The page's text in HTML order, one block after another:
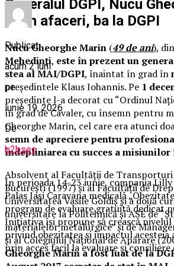
Generalul DGPI, Nucu
Ba în afaceri, ba la DGPI
Nucu Gheorghe Marin (49 de ani), din
Mehedinţi, este în prezent un
stea al MAI/DGPI, înaintat în grad în
preşedintele Klaus Iohannis. Pe 1
preşedinte l-a decorat cu “Ordinul
în grad de Cavaler, cu însemn pentru
Gheorghe Marin, cel care era atunci
semn de apreciere pentru
îndepliniarea cu succes a
Absolvent al Facultăţii de
Bucureşti (1997) şi al Facultăţii de
Universitatea Vasile Goldiş şi a două
universitare la Politehnică şi ASE de
materialelor metalurgice” şi de
şi al Colegiului Naţional de Apărare
Gheorghe Marin a fost luat de la
Publicat
acum 2 luni
pe
iunie 19, 2026
De
b2bseo
În perioada 14-23 iunie, compania Lilly
Palas Iași Caravana medicală
program de evaluare gratuită dedicat
Inițiativa își propune să crească
privind obezitatea și impactul acesteia
prin acces facil la evaluare și